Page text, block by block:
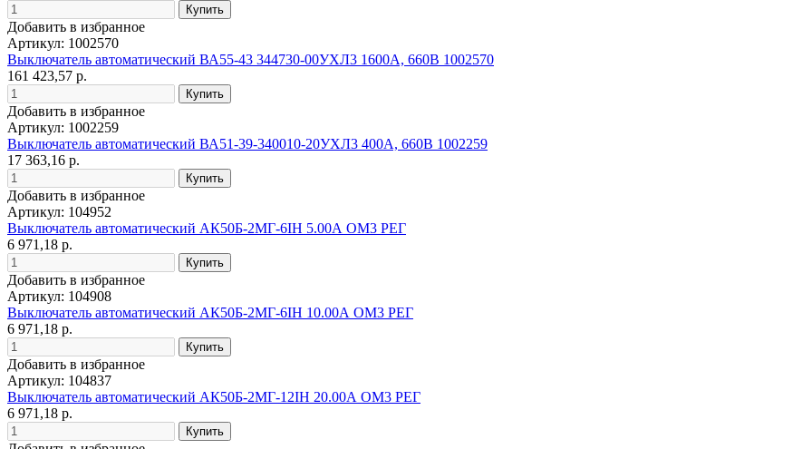
Добавить в избранное
Артикул: 1002570
Выключатель автоматический ВА55-43 344730-00УХЛ3 1600А, 660В 1002570
161 423,57 р.
Добавить в избранное
Артикул: 1002259
Выключатель автоматический ВА51-39-340010-20УХЛ3 400А, 660В 1002259
17 363,16 р.
Добавить в избранное
Артикул: 104952
Выключатель автоматический АК50Б-2МГ-6IН 5.00А ОМ3 РЕГ
6 971,18 р.
Добавить в избранное
Артикул: 104908
Выключатель автоматический АК50Б-2МГ-6IН 10.00А ОМ3 РЕГ
6 971,18 р.
Добавить в избранное
Артикул: 104837
Выключатель автоматический АК50Б-2МГ-12IН 20.00А ОМ3 РЕГ
6 971,18 р.